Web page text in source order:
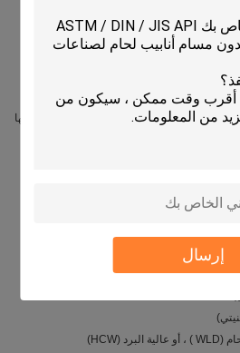
إرسال
من الفولاذ المقاوم للصدأ من الفولاذ المقاوم
المقاوم للصدأ
الخياطاتأنابيب صحية من الفولاذ المقاوم للصدأ
والصناعة الحليبية والغذائية والتي تم تصليح سطحها
كمتطلب إضافي